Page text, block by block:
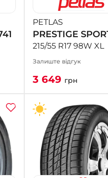
PETLAS
PRESTIGE
215/55 R17 98W XL
Залиште відгук
3 649 грн